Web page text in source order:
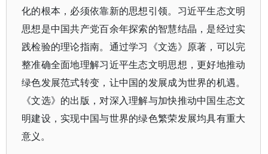
化的根本，必须依靠新的思想引领。习近平生态文明
思想是中国共产党百余年探索的智慧结晶，是经过实
践检验的理论指南。通过学习《文选》原著，可以完
整准确全面地理解习近平生态文明思想，更好地推动
绿色发展范式转变，让中国的发展成为世界的机遇。
《文选》的出版，对深入理解与加快推动中国生态文
明建设，实现中国与世界的绿色繁荣发展均具有重大
意义。